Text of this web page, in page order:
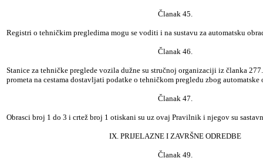
Članak 45.
Registri o tehničkim pregledima mogu se voditi i na sustavu za automatsku
Članak 46.
Stanice za tehničke preglede vozila dužne su stručnoj organizaciji iz članka
prometa na cestama dostavljati podatke o tehničkom pregledu zbog automatske
Članak 47.
Obrasci broj 1 do 3 i crtež broj 1 otiskani su uz ovaj Pravilnik i njegov su
IX. PRIJELAZNE I ZAVRŠNE ODREDBE
Članak 49.